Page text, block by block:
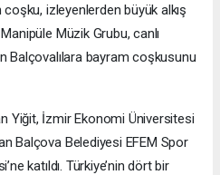
izleyenlerden büyük alkış
Müzik Grubu, canlı
Balçovalılara bayram coşkusunu
Yiğit, İzmir Ekonomi Üniversitesi
Balçova Belediyesi EFEM Spor
katıldı. Türkiye’nin dört bir